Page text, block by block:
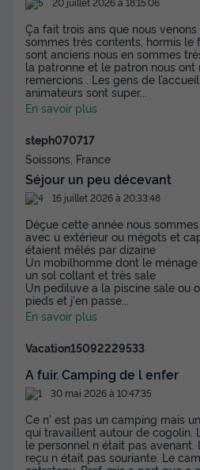
chambres 6 personnes
Annulation gratuite
Surface
30,5m²
Adultes
6
Terrasse semi-couverte
MOBILHOME 6 personnes -
personnes Clim
du
20/09/2026 27/09/
Meilleur prix pour 7 nuits
Modifier les dates
Ça fait trois ans que nous
sommes très contents, hormis
sont anciens nous en sommes
la patronne et le patron nous ont
remercions . Les gens de
animateurs sont super...
En savoir plus
steph070717
Soissons, France
Séjour un peu décevant
16 juillet 2026 à 20:33:48
Déçue cette année nous
avec u extérieur ou mégots et
étaient mêlés par dizaine
Un mobilhomme dont le
un sol collant et très sale
Un pediluve a la piscine sale ou
pieds et j'en passe
En savoir plus
Vacation15092229533
A fuir. Camping de l enfer
30 mai 2026 à 10:47:35
Ce n' est pas un camping mais
qui travaillent autour de cogolin.
le personnel n était pas avenant.
reçu n était pas souriante. Le